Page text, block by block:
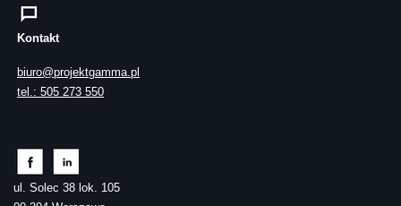
Kontakt
biuro@projektgamma.pl
tel.: 505 273 550
ul. Solec 38 lok. 105